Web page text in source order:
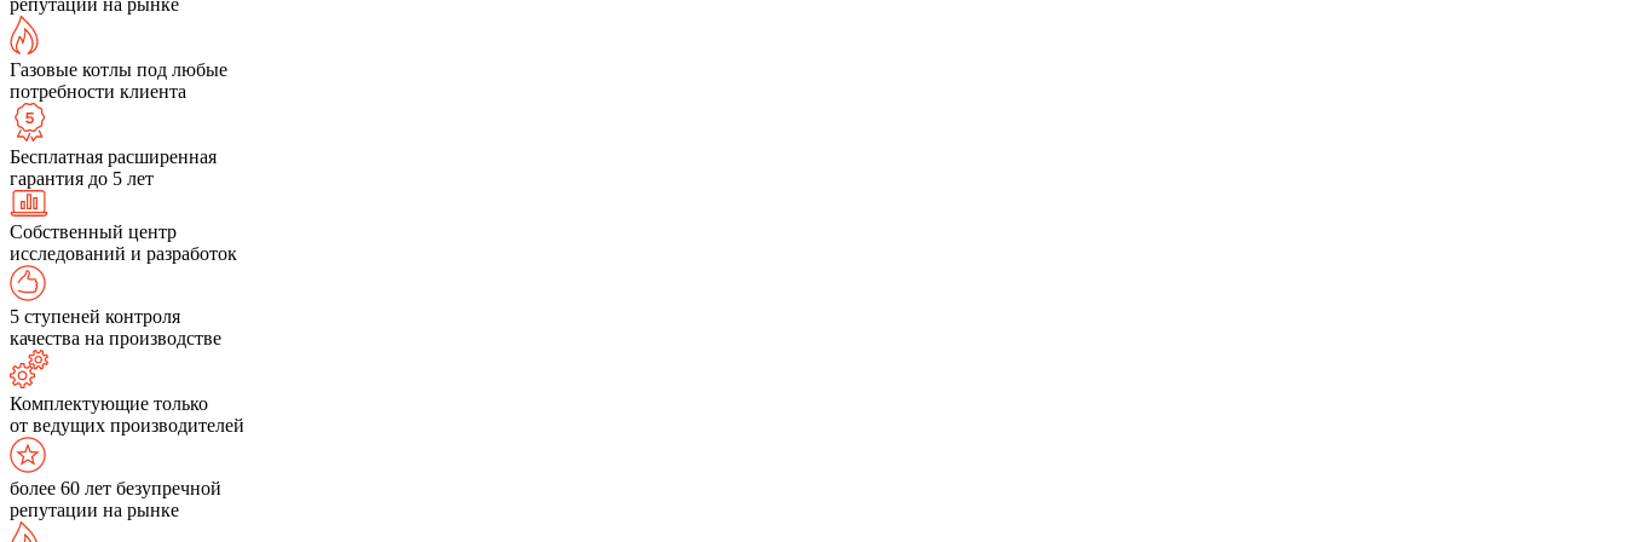
репутации на рынке
Газовые котлы под любые
потребности клиента
Бесплатная расширенная
гарантия до 5 лет
Собственный центр
исследований и разработок
5 ступеней контроля
качества на производстве
Комплектующие только
от ведущих производителей
более 60 лет безупречной
репутации на рынке